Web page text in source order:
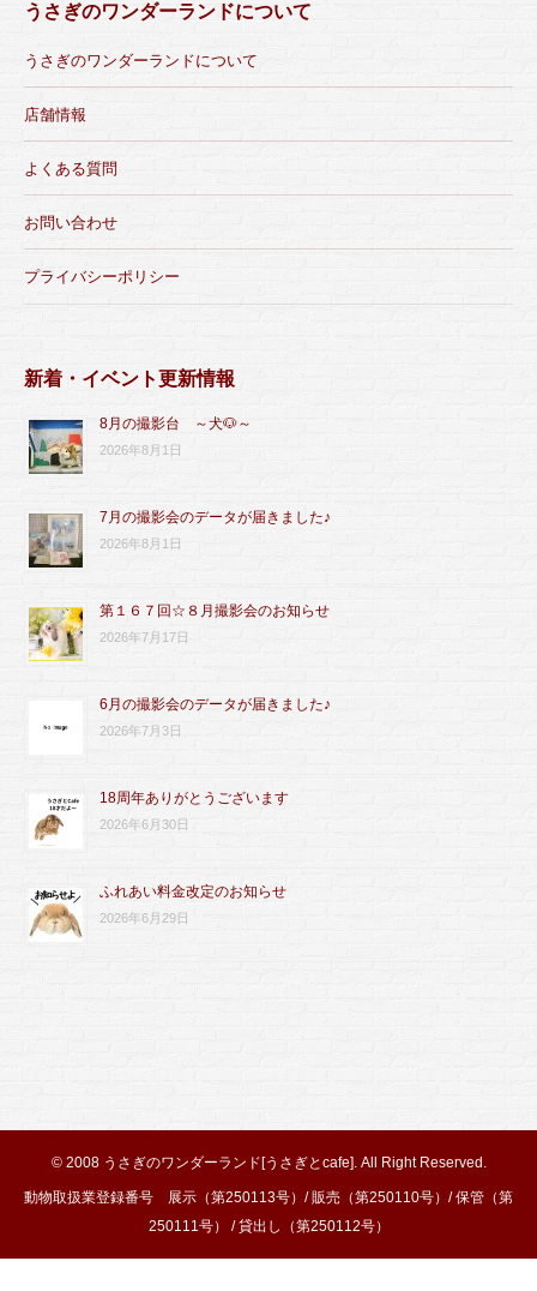
うさぎのワンダーランドについて
うさぎのワンダーランドについて
店舗情報
よくある質問
お問い合わせ
プライバシーポリシー
新着・イベント更新情報
8月の撮影台 ～犬🐶～
2026年8月1日
7月の撮影会のデータが届きました♪
2026年8月1日
第１６７回☆８月撮影会のお知らせ
2026年7月17日
6月の撮影会のデータが届きました♪
2026年7月3日
18周年ありがとうございます
2026年6月30日
ふれあい料金改定のお知らせ
2026年6月29日
© 2008 うさぎのワンダーランド[うさぎとcafe]. All Right Reserved.
動物取扱業登録番号 展示（第250113号）/ 販売（第250110号）/ 保管（第
250111号） / 貸出し（第250112号）